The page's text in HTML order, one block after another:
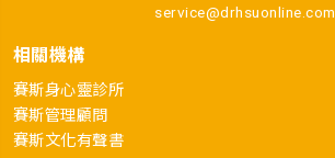
service@drhsuonline.com
相關機構
賽斯身心靈診所
賽斯管理顧問
賽斯文化有聲書